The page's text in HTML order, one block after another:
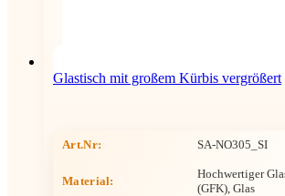
Glastisch mit großem Kürbis vergrößert
Art.Nr: SA-NO305_SI
Material:
Hochwertiger
(GFK), Glas